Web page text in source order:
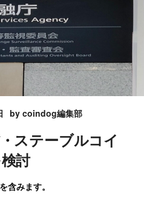
by coindog編集部
ステーブルコイ
討
含みます。